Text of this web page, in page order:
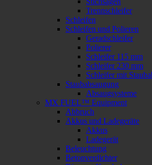
Trennschleifer
Schleifen
Schleifen und Polieren
Geradschleifer
Polierer
Schleifer 115 mm
Schleifer 230 mm
Schleifer mit
Staubabsaugung
Absaugsysteme
MX FUEL™ Equipment
Abbruch
Akkus und Ladegeräte
Akkus
Ladegerät
Beleuchtung
Betonverdichter